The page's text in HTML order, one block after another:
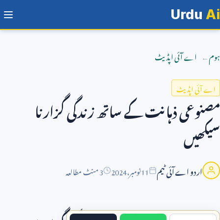
Urdu Ai
ہوم اے آئی اپڈیٹ
اے آئی اپڈیٹ
مصنوعی ذہانت کے ساتھ زندگی گزارنا
سیکھیں
اردو اے آئی ٹیم 11نومبر،2024 3 منٹ مطالعہ